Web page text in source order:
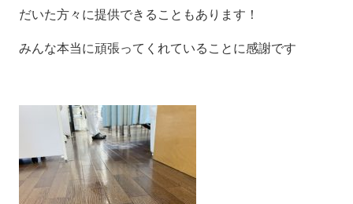
だいた方々に提供できることもあります！
みんな本当に頑張ってくれていることに感謝です